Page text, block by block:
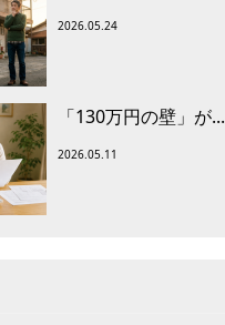
2026.05.24
「130万円の壁」が...
2026.05.11